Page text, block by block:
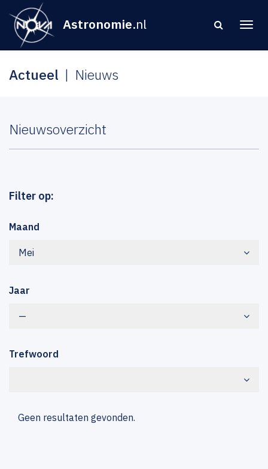
Astronomie.nl
Actueel Nieuws
Nieuwsoverzicht
Filter op:
Maand
Mei
Jaar
—
Trefwoord
Geen resultaten gevonden.